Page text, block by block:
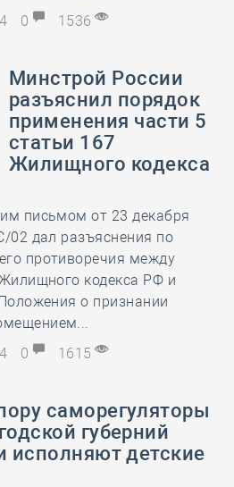
0 1536
Минстрой России
разъяснил порядок
применения части 5
статьи 167
Жилищного кодекса
письмом от 23 декабря
02 дал разъяснения по
противоречия между
кодекса РФ и
о признании
0 1615
саморегуляторы
губерний
исполняют детские